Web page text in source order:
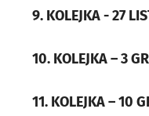
9. KOLEJKA - 27
10. KOLEJKA – 3
11. KOLEJKA – 10